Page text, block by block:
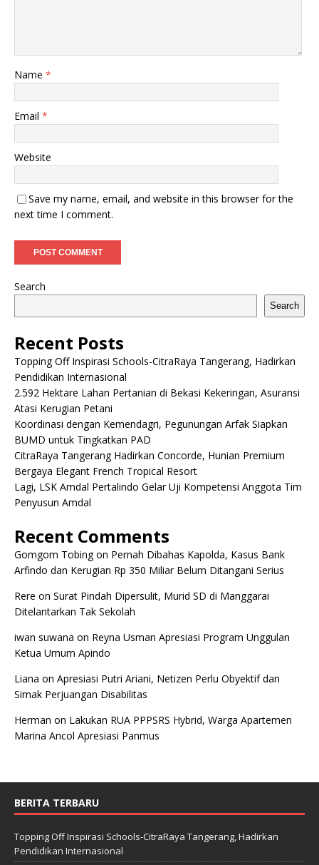
Name *
Email *
Website
Save my name, email, and website in this browser for the
next time I comment.
Search
Search
Recent Posts
Topping Off Inspirasi Schools-CitraRaya Tangerang, Hadirkan
Pendidikan Internasional
2.592 Hektare Lahan Pertanian di Bekasi Kekeringan, Asuransi
Atasi Kerugian Petani
Koordinasi dengan Kemendagri, Pegunungan Arfak Siapkan
BUMD untuk Tingkatkan PAD
CitraRaya Tangerang Hadirkan Concorde, Hunian Premium
Bergaya Elegant French Tropical Resort
Lagi, LSK Amdal Pertalindo Gelar Uji Kompetensi Anggota Tim
Penyusun Amdal
Recent Comments
Gomgom Tobingon Pernah Dibahas Kapolda, Kasus Bank
Arfindo dan Kerugian Rp 350 Miliar Belum Ditangani Serius
Rere on Surat Pindah Dipersulit, Murid SD di Manggarai
Ditelantarkan Tak Sekolah
iwan suwana on Reyna Usman Apresiasi Program Unggulan
Ketua Umum Apindo
Liana on Apresiasi Putri Ariani, Netizen Perlu Obyektif dan
Simak Perjuangan Disabilitas
Herman on Lakukan RUA PPPSRS Hybrid, Warga Apartemen
Marina Ancol Apresiasi Panmus
BERITA TERBARU
Topping Off Inspirasi Schools-CitraRaya Tangerang, Hadirkan
Pendidikan Internasional